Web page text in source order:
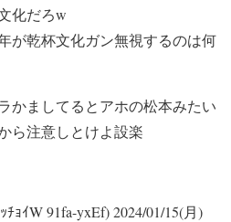
化だろw
が乾杯文化ガン無視するのは何
かましてるとアホの松本みたい
ら注意しとけよ設楽
ｮｲW 91fa-yxEf)2024/01/15(月)